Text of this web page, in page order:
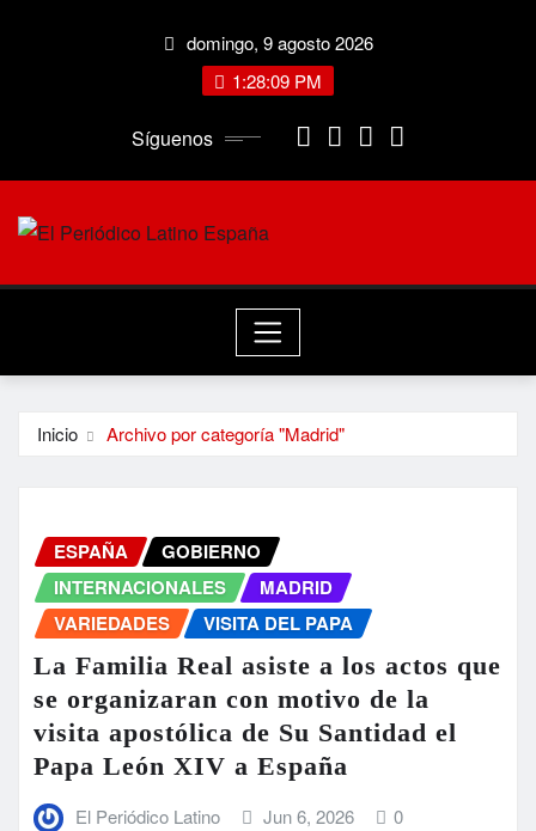
domingo, 9 agosto 2026
1:28:10 PM
Síguenos
Inicio Archivo por categoría "Madrid"
ESPAÑA
GOBIERNO
INTERNACIONALES
MADRID
VARIEDADES
VISITA DEL PAPA
La Familia Real asiste a los actos que
se organizaran con motivo de la
visita apostólica de Su Santidad el
Papa León XIV a España
El Periódico Latino Jun 6, 2026 0